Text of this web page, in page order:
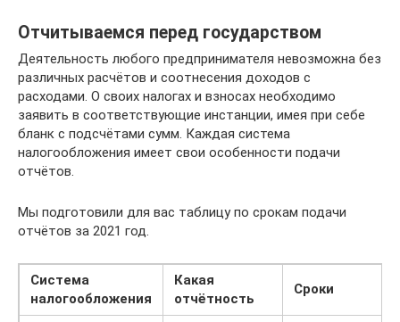
Отчитываемся перед государством
Деятельность любого предпринимателя невозможна без
различных расчётов и соотнесения доходов с
расходами. О своих налогах и взносах необходимо
заявить в соответствующие инстанции, имея при себе
бланк с подсчётами сумм. Каждая система
налогообложения имеет свои особенности подачи
отчётов.
Мы подготовили для вас таблицу по срокам подачи
отчётов за 2021 год.
Система
налогообложения
Какая
отчётность
Сроки